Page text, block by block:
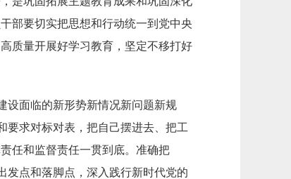
部要切实把思想和行动统一到党中央
质量开展好学习教育，坚定不移打好
设面临的新形势新情况新问题新规
要求对标对表，把自己摆进去、把工
任和监督责任一贯到底。准确把
发点和落脚点，深入践行新时代党的